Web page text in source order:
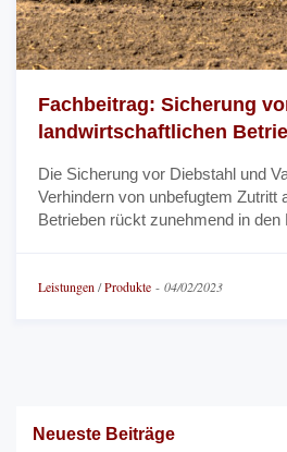
Fachbeitrag: Sicherung
landwirtschaftlichen
Die Sicherung vor Diebstahl und
Verhindern von unbefugtem Zutritt
Betrieben rückt zunehmend in
Leistungen /Produkte - 04/02/2023
Neueste Beiträge